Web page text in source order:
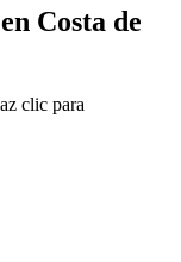
Costa de
clic para